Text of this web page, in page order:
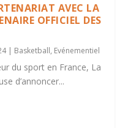
AVEC LA
OFFICIEL DES
| Basketball, Evénementiel
du sport en France, La
d’annoncer...